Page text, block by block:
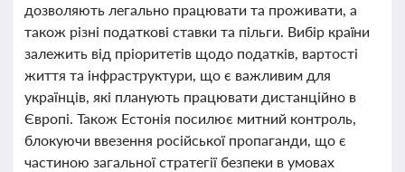
дозволяють легально працювати та проживати, а
також різні податкові ставки та пільги. Вибір країни
залежить від пріоритетів щодо податків, вартості
життя та інфраструктури, що є важливим для
українців, які планують працювати дистанційно в
Європі. Також Естонія посилює митний контроль,
блокуючи ввезення російської пропаганди, що є
частиною загальної стратегії безпеки в умовах